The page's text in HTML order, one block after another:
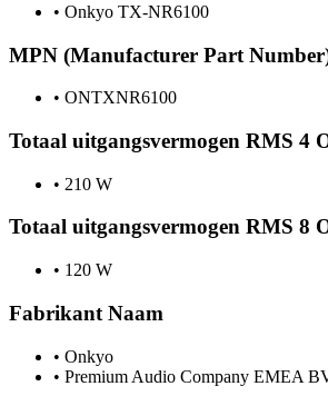
• Onkyo TX-NR6100
MPN (Manufacturer Part
• ONTXNR6100
Totaal uitgangsvermogen RMS 4
• 210 W
Totaal uitgangsvermogen RMS 8
• 120 W
Fabrikant Naam
• Onkyo
• Premium Audio Company EMEA